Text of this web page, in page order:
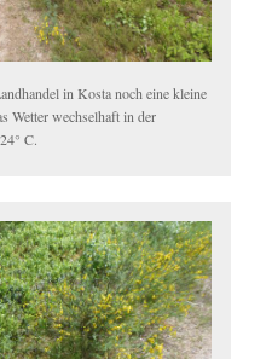
in Kosta noch eine kleine
Wetter wechselhaft in der
C.